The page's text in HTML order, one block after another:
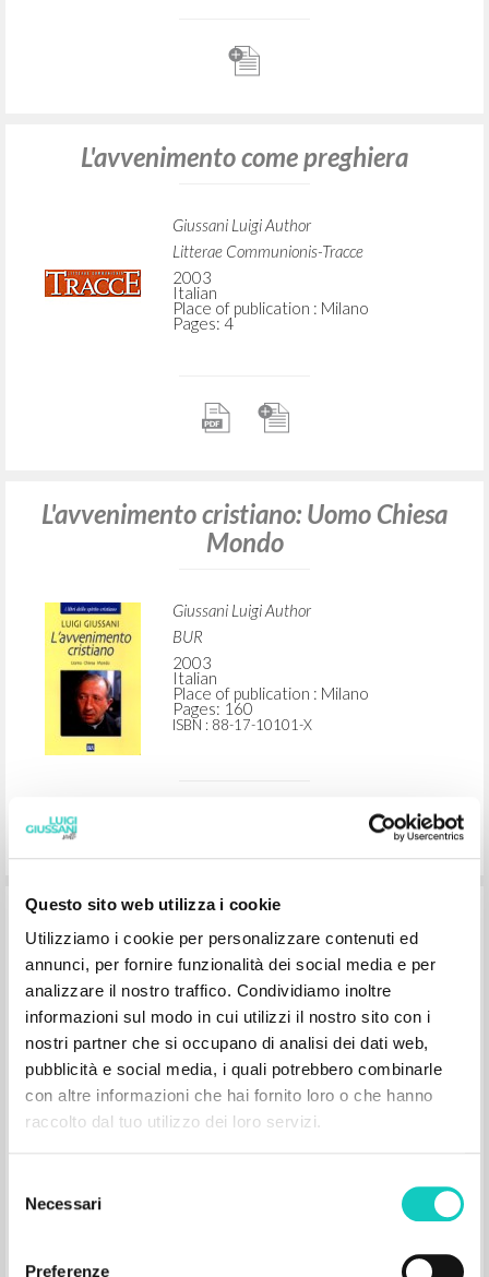
Questo sito web utilizza i cookie
Utilizziamo i cookie per personalizzare contenuti ed
annunci, per fornire funzionalità dei social media e per
analizzare il nostro traffico. Condividiamo inoltre
informazioni sul modo in cui utilizzi il nostro sito con i
nostri partner che si occupano di analisi dei dati web,
pubblicità e social media, i quali potrebbero combinarle
con altre informazioni che hai fornito loro o che hanno
raccolto dal tuo utilizzo dei loro servizi.
delNecessari
Preferenze
L'avvenimento come preghiera
Giussani Luigi Author
Litterae Communionis-Tracce
2003
Italian
Place of publication : Milano
Pages: 4
L'avvenimento cristiano: Uomo Chiesa
Mondo
Giussani Luigi Author
BUR
2003
Italian
Place of publication : Milano
Pages: 160
ISBN : 88-17-10101-X
L'avvenimento cristiano: Uomo Chiesa
Mondo
Giussani Luigi Author
BUR
1993
Italian
Place of publication : Milano
Pages: 142